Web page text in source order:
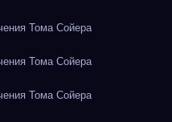
Тома Сойера
Тома Сойера
Тома Сойера